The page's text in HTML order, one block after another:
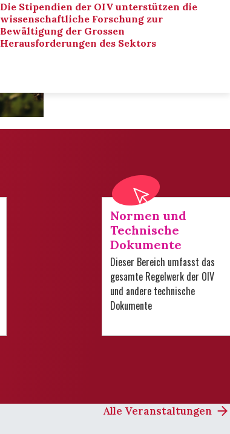
Die Stipendien der OIV unterstützen die
wissenschaftliche Forschung zur
Bewältigung der Grossen
Herausforderungen des Sektors
Normen und
Technische
Dokumente
Dieser Bereich umfasst das
gesamte Regelwerk der OIV
und andere technische
Dokumente
Alle Veranstaltungen